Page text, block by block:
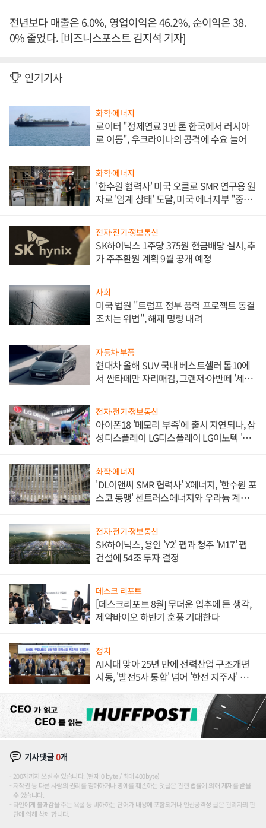
전년보다 매출은 6.0%, 영업이익은 46.2%, 순이익은 38.
0% 줄었다. [비즈니스포스트 김지석 기자]
인기기사
화학·에너지
로이터 "정제연료 3만 톤 한국에서 러시아
로 이동", 우크라이나의 공격에 수요 늘어
화학·에너지
'한수원 협력사' 미국 오클로 SMR 연구용 원
자로 '임계 상태' 도달, 미국 에너지부 "중요
전자·전기·정보통신
SK하이닉스 1주당 375원 현금배당 실시, 추
가 주주환원 계획 9월 공개 예정
사회
미국 법원 "트럼프 정부 풍력 프로젝트 동결
조치는 위법", 해제 명령 내려
자동차·부품
현대차 올해 SUV 국내 베스트셀러 톱10에
서 싼타페만 자리매김, 그랜저·아반떼 '세단
전자·전기·정보통신
아이폰18 '메모리 부족'에 출시 지연되나, 삼
성디스플레이 LG디스플레이 LG이노텍 '탈
화학·에너지
'DL이앤씨 SMR 협력사' X에너지, '한수원 포
스코 동맹' 센트러스에너지와 우라늄 계약
전자·전기·정보통신
SK하이닉스, 용인 'Y2' 팹과 청주 'M17' 팹
건설에 54조 투자 결정
데스크 리포트
[데스크리포트 8월] 무더운 입추에 든 생각,
제약바이오 하반기 훈풍 기대한다
정치
AI시대 맞아 25년 만에 전력산업 구조개편
시동, '발전5사 통합' 넘어 '한전 지주사' 재편
기사댓글0개
200자까지 쓰실 수 있습니다. (현재 0 byte / 최대 400byte)
저작권 등 다른 사람의 권리를 침해하거나 명예를 훼손하는 댓글은 관련 법률에 의해 제재를 받을
수 있습니다.
타인에게 불쾌감을 주는 욕설 등 비하하는 단어가 내용에 포함되거나 인신공격성 글은 관리자의 판
단에 의해 삭제 합니다.